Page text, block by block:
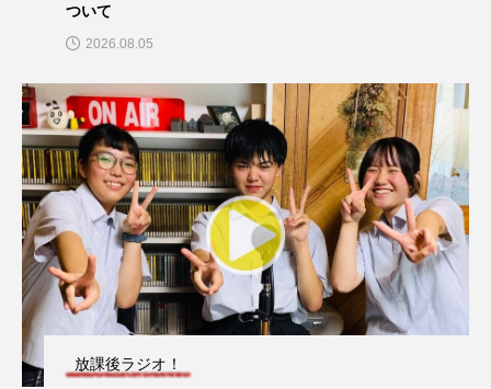
くるまのなかには？
こうべさんだ伝統文化体験フェスタ
こうべさんだ伝統文化体験フェスタ2026
こうべさんだ能・狂言・講談子ども教室
こぐまのいばしょ こだわり城紀行
こども学芸員とつくる『夏のこども美術館』
ついて
2026.08.05
放課後ラジオ！
【湊川短期大学附属幼稚園ラジオ】認定こども園 湊川短期
ビュー！
プレイリスト
【プレイリスト】昭和20、30年代の名曲100選！